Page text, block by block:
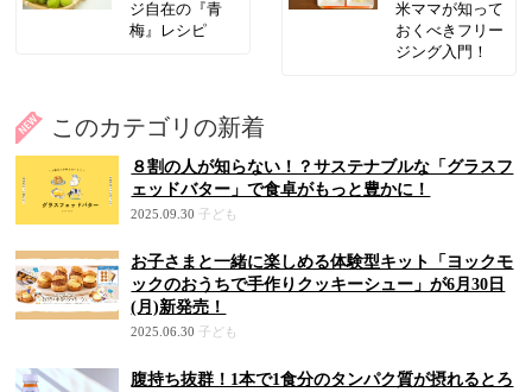
ジ自在の『青
梅』レシピ
米ママが知って
おくべきフリー
ジング入門！
このカテゴリの新着
８割の人が知らない！？サステナブルな「グラスフ
ェッドバター」で食卓がもっと豊かに！
2025.09.30 子ども
お子さまと一緒に楽しめる体験型キット「ヨックモ
ックのおうちで手作りクッキーシュー」が6月30日
(月)新発売！
2025.06.30 子ども
腹持ち抜群！1本で1食分のタンパク質が摂れるとろ